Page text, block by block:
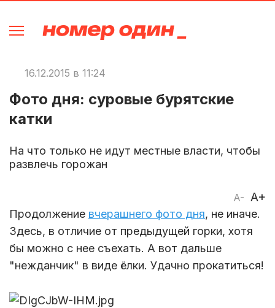
16.12.2015 в 11:24
Фото дня: суровые бурятские
катки
На что только не идут местные власти, чтобы
развлечь горожан
A- A+
Продолжение вчерашнего фото дня, не иначе.
Здесь, в отличие от предыдущей горки, хотя
бы можно с нее съехать. А вот дальше
"нежданчик" в виде ёлки. Удачно прокатиться!